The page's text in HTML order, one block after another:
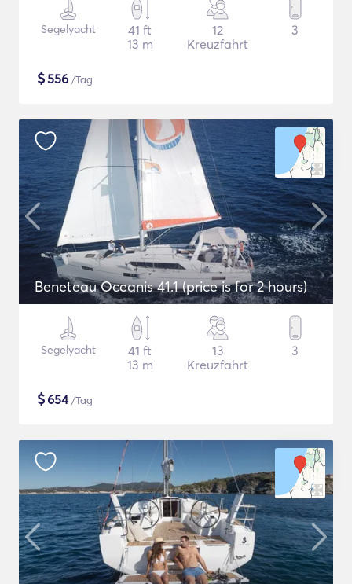
Segelyacht
41 ft
13 m
12
Kreuzfahrt
3
$556 /Tag
Beneteau Oceanis 41.1 (price is for 2 hours)
Segelyacht
41 ft
13 m
13
Kreuzfahrt
3
$654/Tag